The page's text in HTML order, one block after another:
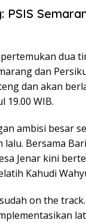
PSIS
dua
dan
dan akan
19.00 WIB.
ambisi besar
lalu. Bersama
Jenar kini
Kahudi
on the